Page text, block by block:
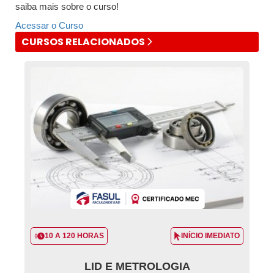
saiba mais sobre o curso!
Acessar o Curso
CURSOS RELACIONADOS
10 A 120 HORAS INÍCIO IMEDIATO
LID E METROLOGIA